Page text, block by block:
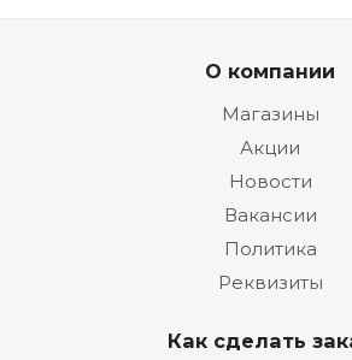
О компании
Магазины
Акции
Новости
Вакансии
Политика
Реквизиты
Как сделать